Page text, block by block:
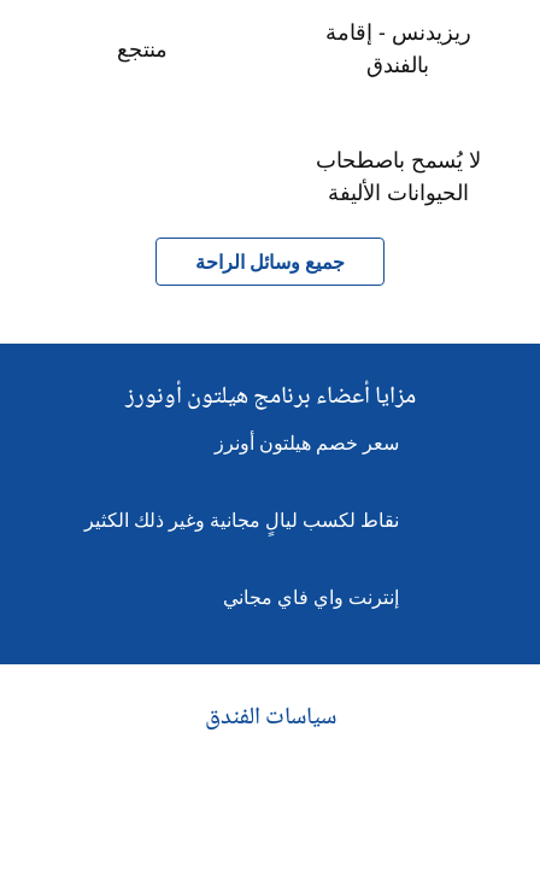
ريزيدنس - إقامة
بالفندق
منتجع
لا يُسمح باصطحاب
الحيوانات الأليفة
جميع وسائل الراحة
مزايا أعضاء برنامج هيلتون أونورز
سعر خصم هيلتون أونرز
نقاط لكسب ليالٍ مجانية وغير ذلك الكثير
إنترنت واي فاي مجاني
سياسات الفندق